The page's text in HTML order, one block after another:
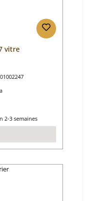
vitre
01002247
:
2-3 semaines